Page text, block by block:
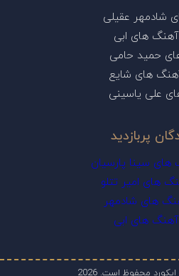
شادمهر عقیلی
آهنگ های ابی
حمید حامی
های شایع
علی یاسینی
پربازدید
های سینا پارسیان
های امیر تتلو
های شادمهر
آهنگ های ابی
محفوظ است. 2026